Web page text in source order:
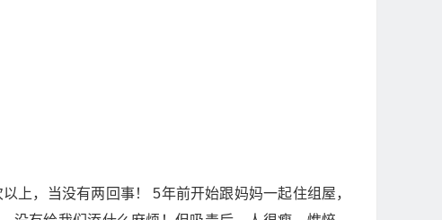
上，当没有两回事！ 5年前开始跟妈妈一起住组屋，